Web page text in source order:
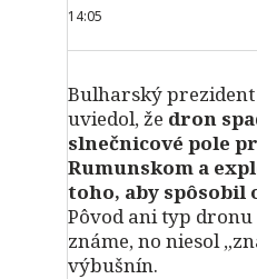
14:05
Bulharský prezident
uviedol, že dron
slnečnicové pole
Rumunskom a
toho, aby spôsobil
Pôvod ani typ
známe, no niesol
výbušnín.